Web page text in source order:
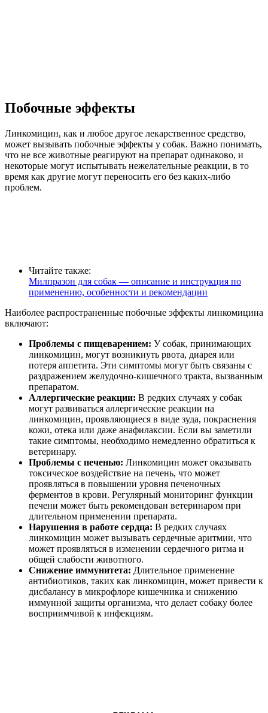
Побочные эффекты
Линкомицин, как и любое другое лекарственное средство,
может вызывать побочные эффекты у собак. Важно понимать,
что не все животные реагируют на препарат одинаково, и
некоторые могут испытывать нежелательные реакции, в то
время как другие могут переносить его без каких-либо
проблем.
Читайте также:
Милпразон для собак — описание и инструкция по
применению, особенности и рекомендации
Наиболее распространенные побочные эффекты линкомицина
включают:
Проблемы с пищеварением: У собак, принимающих
линкомицин, могут возникнуть рвота, диарея или
потеря аппетита. Эти симптомы могут быть связаны с
раздражением желудочно-кишечного тракта, вызванным
препаратом.
Аллергические реакции: В редких случаях у собак
могут развиваться аллергические реакции на
линкомицин, проявляющиеся в виде зуда, покраснения
кожи, отека или даже анафилаксии. Если вы заметили
такие симптомы, необходимо немедленно обратиться к
ветеринару.
Проблемы с печенью: Линкомицин может оказывать
токсическое воздействие на печень, что может
проявляться в повышении уровня печеночных
ферментов в крови. Регулярный мониторинг функции
печени может быть рекомендован ветеринаром при
длительном применении препарата.
Нарушения в работе сердца: В редких случаях
линкомицин может вызывать сердечные аритмии, что
может проявляться в изменении сердечного ритма и
общей слабости животного.
Снижение иммунитета: Длительное применение
антибиотиков, таких как линкомицин, может привести к
дисбалансу в микрофлоре кишечника и снижению
иммунной защиты организма, что делает собаку более
восприимчивой к инфекциям.